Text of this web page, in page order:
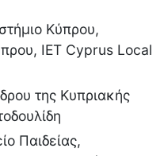
Κύπρου,
IET Cyprus Local
της Κυπριακής
Παιδείας,